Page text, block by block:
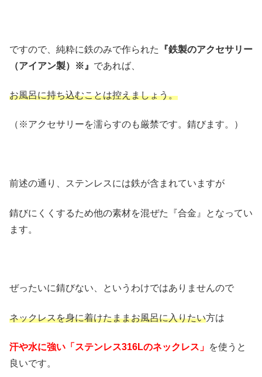
ですので、純粋に鉄のみで作られた
『鉄製のアクセサリー
（アイアン製）※』 であれば、
お風呂に持ち込むことは控えましょう。
（※アクセサリーを濡らすのも厳禁です。錆びます。）
前述の通り、ステンレスには鉄が含まれていますが
錆びにくくするため他の素材を混ぜた『合金』となってい
ます。
ぜったいに錆びない、というわけではありませんので
ネックレスを身に着けたままお風呂に入りたい方は
汗や水に強い「ステンレス316Lのネックレス」 を使うと
良いです。